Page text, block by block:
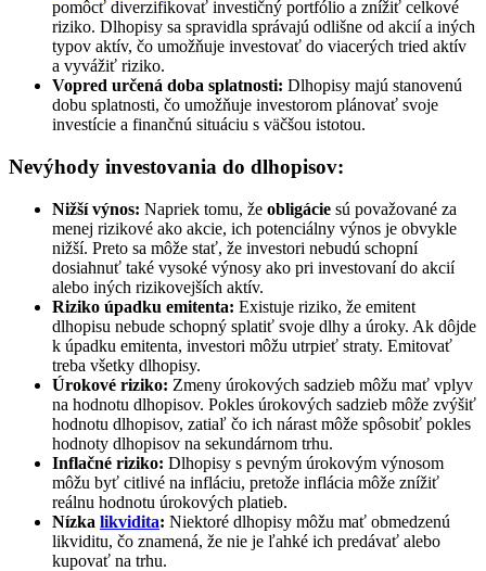
pomôcť diverzifikovať investičný portfólio a znížiť celkové
riziko. Dlhopisy sa spravidla správajú odlišne od akcií a iných
typov aktív, čo umožňuje investovať do viacerých tried aktív
a vyvážiť riziko.
Vopred určená doba splatnosti: Dlhopisy majú stanovenú
dobu splatnosti, čo umožňuje investorom plánovať svoje
investície a finančnú situáciu s väčšou istotou.
Nevýhody investovania do dlhopisov:
Nižší výnos: Napriek tomu, že obligácie sú považované za
menej rizikové ako akcie, ich potenciálny výnos je obvykle
nižší. Preto sa môže stať, že investori nebudú schopní
dosiahnuť také vysoké výnosy ako pri investovaní do akcií
alebo iných rizikovejších aktív.
Riziko úpadku emitenta: Existuje riziko, že emitent
dlhopisu nebude schopný splatiť svoje dlhy a úroky. Ak dôjde
k úpadku emitenta, investori môžu utrpieť straty. Emitovať
treba všetky dlhopisy.
Úrokové riziko: Zmeny úrokových sadzieb môžu mať vplyv
na hodnotu dlhopisov. Pokles úrokových sadzieb môže zvýšiť
hodnotu dlhopisov, zatiaľ čo ich nárast môže spôsobiť pokles
hodnoty dlhopisov na sekundárnom trhu.
Inflačné riziko: Dlhopisy s pevným úrokovým výnosom
môžu byť citlivé na infláciu, pretože inflácia môže znížiť
reálnu hodnotu úrokových platieb.
Nízka likvidita: Niektoré dlhopisy môžu mať obmedzenú
likviditu, čo znamená, že nie je ľahké ich predávať alebo
kupovať na trhu.